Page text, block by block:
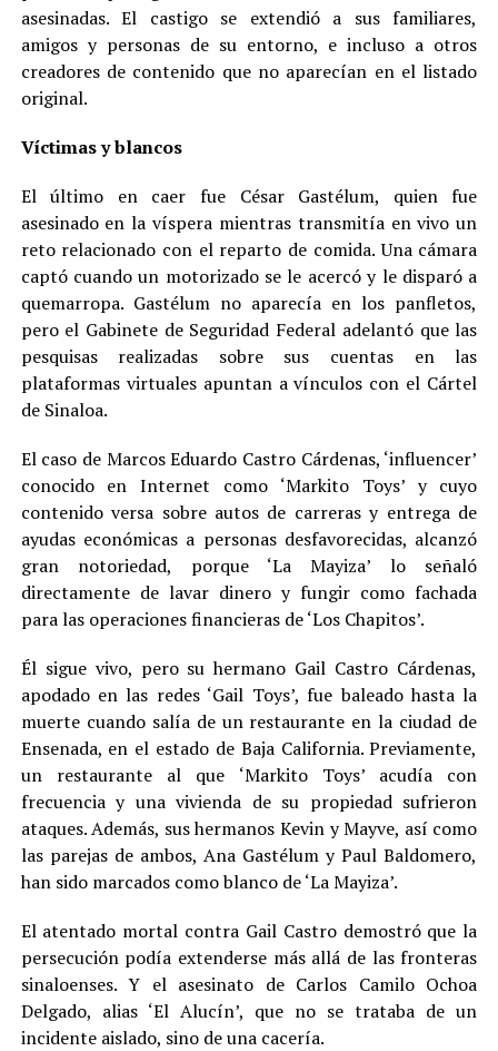
asesinadas. El castigo se extendió a sus familiares,
amigos y personas de su entorno, e incluso a otros
creadores de contenido que no aparecían en el listado
original.
Víctimas y blancos
El último en caer fue César Gastélum, quien fue
asesinado en la víspera mientras transmitía en vivo un
reto relacionado con el reparto de comida. Una cámara
captó cuando un motorizado se le acercó y le disparó a
quemarropa. Gastélum no aparecía en los panfletos,
pero el Gabinete de Seguridad Federal adelantó que las
pesquisas realizadas sobre sus cuentas en las
plataformas virtuales apuntan a vínculos con el Cártel
de Sinaloa.
El caso de Marcos Eduardo Castro Cárdenas, ‘influencer’
conocido en Internet como ‘Markito Toys’ y cuyo
contenido versa sobre autos de carreras y entrega de
ayudas económicas a personas desfavorecidas, alcanzó
gran notoriedad, porque ‘La Mayiza’ lo señaló
directamente de lavar dinero y fungir como fachada
para las operaciones financieras de ‘Los Chapitos’.
Él sigue vivo, pero su hermano Gail Castro Cárdenas,
apodado en las redes ‘Gail Toys’, fue baleado hasta la
muerte cuando salía de un restaurante en la ciudad de
Ensenada, en el estado de Baja California. Previamente,
un restaurante al que ‘Markito Toys’ acudía con
frecuencia y una vivienda de su propiedad sufrieron
ataques. Además, sus hermanos Kevin y Mayve, así como
las parejas de ambos, Ana Gastélum y Paul Baldomero,
han sido marcados como blanco de ‘La Mayiza’.
El atentado mortal contra Gail Castro demostró que la
persecución podía extenderse más allá de las fronteras
sinaloenses. Y el asesinato de Carlos Camilo Ochoa
Delgado, alias ‘El Alucín’, que no se trataba de un
incidente aislado, sino de una cacería.